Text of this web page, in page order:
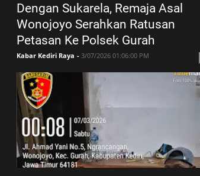
Dengan Sukarela, Remaja Asal
Wonojoyo Serahkan Ratusan
Petasan Ke Polsek Gurah
Kabar Kediri Raya - 3/07/2026 01:06:00 PM